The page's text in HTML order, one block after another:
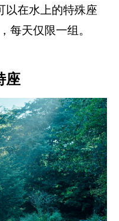
以在水上的特殊座
每天仅限一组。
座